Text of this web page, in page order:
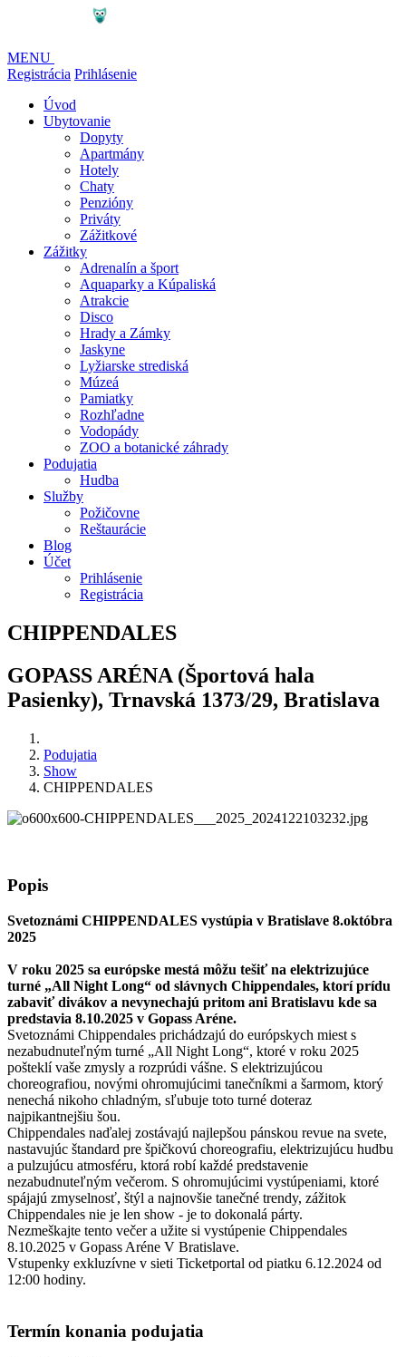
MENU
Registrácia Prihlásenie
Úvod
Ubytovanie
Dopyty
Apartmány
Hotely
Chaty
Penzióny
Priváty
Zážitkové
Zážitky
Adrenalín a šport
Aquaparky a Kúpaliská
Atrakcie
Disco
Hrady a Zámky
Jaskyne
Lyžiarske strediská
Múzeá
Pamiatky
Rozhľadne
Vodopády
ZOO a botanické záhrady
Podujatia
Hudba
Služby
Požičovne
Reštaurácie
Blog
Účet
Prihlásenie
Registrácia
CHIPPENDALES
GOPASS ARÉNA (Športová hala
Pasienky), Trnavská 1373/29, Bratislava
Podujatia
Show
CHIPPENDALES
Popis
Svetoznámi CHIPPENDALES vystúpia v Bratislave 8.októbra
2025
V roku 2025 sa európske mestá môžu tešiť na elektrizujúce
turné „All Night Long“ od slávnych Chippendales, ktorí prídu
zabaviť divákov a nevynechajú pritom ani Bratislavu kde sa
predstavia 8.10.2025 v Gopass Aréne.
Svetoznámi Chippendales prichádzajú do európskych miest s
nezabudnuteľným turné „All Night Long“, ktoré v roku 2025
pošteklí vaše zmysly a rozprúdi vášne. S elektrizujúcou
choreografiou, novými ohromujúcimi tanečníkmi a šarmom, ktorý
nenechá nikoho chladným, sľubuje toto turné doteraz
najpikantnejšiu šou.
Chippendales naďalej zostávajú najlepšou pánskou revue na svete,
nastavujúc štandard pre špičkovú choreografiu, elektrizujúcu hudbu
a pulzujúcu atmosféru, ktorá robí každé predstavenie
nezabudnuteľným večerom. S ohromujúcimi vystúpeniami, ktoré
spájajú zmyselnosť, štýl a najnovšie tanečné trendy, zážitok
Chippendales nie je len show - je to dokonalá párty.
Nezmeškajte tento večer a užite si vystúpenie Chippendales
8.10.2025 v Gopass Aréne V Bratislave.
Vstupenky exkluzívne v sieti Ticketportal od piatku 6.12.2024 od
12:00 hodiny.
Termín konania podujatia